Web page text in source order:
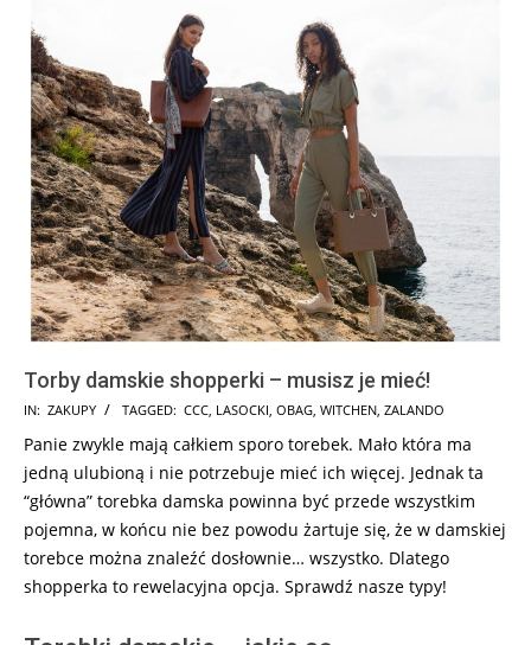
Torby damskie shopperki – musisz je mieć!
2025-
07-
19
IN: ZAKUPY TAGGED: CCC, LASOCKI, OBAG, WITCHEN, ZALANDO
Panie zwykle mają całkiem sporo torebek. Mało która ma
jedną ulubioną i nie potrzebuje mieć ich więcej. Jednak ta
“główna” torebka damska powinna być przede wszystkim
pojemna, w końcu nie bez powodu żartuje się, że w damskiej
torebce można znaleźć dosłownie… wszystko. Dlatego
shopperka to rewelacyjna opcja. Sprawdź nasze typy!